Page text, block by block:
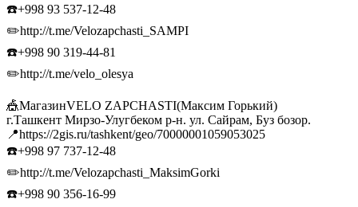
☎️+998 93 537-12-48
✏️http://t.me/Velozapchasti_SAMPI
☎️+998 90 319-44-81
✏️http://t.me/velo_olesya
🎪МагазинVELO ZAPCHASTI(Максим Горький)
г.Ташкент Мирзо-Улугбеком р-н. ул. Сайрам, Буз бозор.
📍https://2gis.ru/tashkent/geo/70000001059053025
☎️+998 97 737-12-48
✏️http://t.me/Velozapchasti_MaksimGorki
☎️+998 90 356-16-99